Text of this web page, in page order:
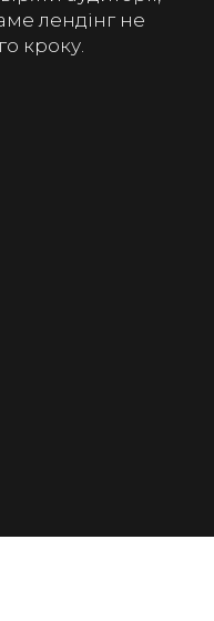
лендінг не
кроку.